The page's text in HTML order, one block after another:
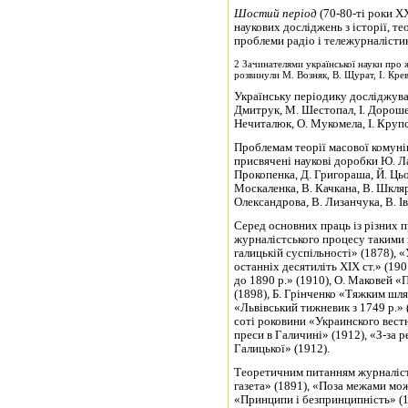
Шостий період (70-80-ті роки
наукових досліджень з історії,
проблеми радіо і
2 Зачинателями української науки
розвинули М. Возняк, В. Щурат, І.
Українську періодику
Дмитрук, М. Шестопал, І.
Нечиталюк, О. Мукомела, І.
Проблемам теорії масової
присвячені наукові доробки Ю.
Прокопенка, Д. Григораша, Й.
Москаленка, В. Качкана, В.
Олександрова, В. Лизанчука, В.
Серед основних праць із різних
журналістського процесу
галицькій суспільності» (1878),
останніх десятиліть ХІХ ст.»
до 1890 р.» (1910), О. Маковей
(1898), Б. Грінченко «Тяжким
«Львівський тижневик з 1749
соті роковини «Украинского
преси в Галичині» (1912), «З-за
Галицької» (1912).
Теоретичним питанням
газета» (1891), «Поза межами
«Принципи і безпринципність»